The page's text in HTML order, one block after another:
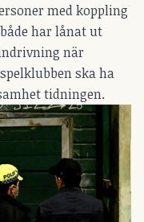
med koppling
har lånat ut
när
ska ha
tidningen.